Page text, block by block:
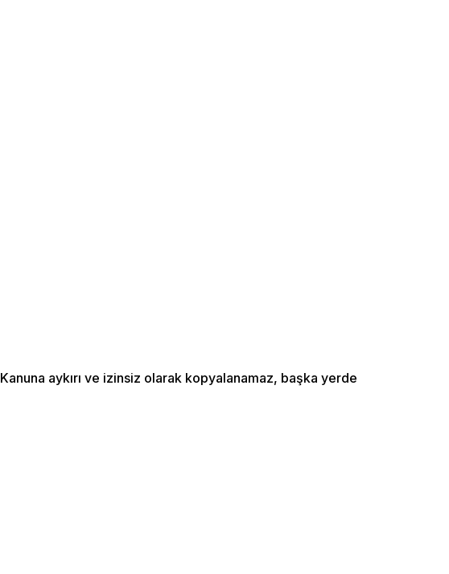
aykırı ve izinsiz olarak kopyalanamaz, başka yerde